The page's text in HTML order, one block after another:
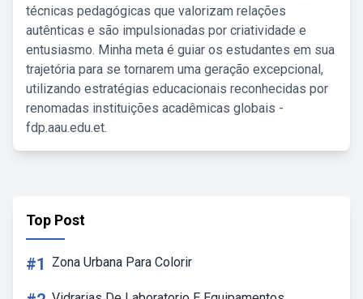
técnicas pedagógicas que valorizam relações
autênticas e são impulsionadas por criatividade e
entusiasmo. Minha meta é guiar os estudantes em sua
trajetória para se tornarem uma geração excepcional,
utilizando estratégias educacionais reconhecidas por
renomadas instituições acadêmicas globais -
fdp.aau.edu.et.
Top Post
#1 Zona Urbana Para Colorir